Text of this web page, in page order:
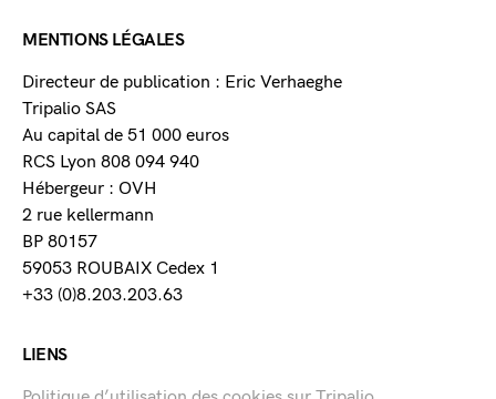
MENTIONS LÉGALES
Directeur de publication : Eric Verhaeghe
Tripalio SAS
Au capital de 51 000 euros
RCS Lyon 808 094 940
Hébergeur : OVH
2 rue kellermann
BP 80157
59053 ROUBAIX Cedex 1
+33 (0)8.203.203.63
LIENS